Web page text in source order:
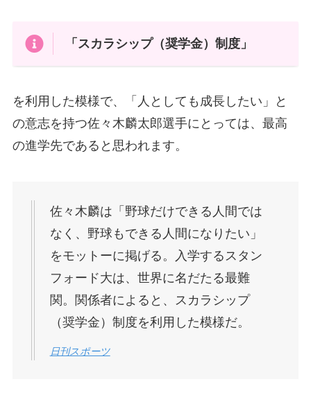
「スカラシップ（奨学金）制度」
を利用した模様で、「人としても成長したい」と
の意志を持つ佐々木麟太郎選手にとっては、最高
の進学先であると思われます。
佐々木麟は「野球だけできる人間では
なく、野球もできる人間になりたい」
をモットーに掲げる。入学するスタン
フォード大は、世界に名だたる最難
関。関係者によると、スカラシップ
（奨学金）制度を利用した模様だ。
日刊スポーツ